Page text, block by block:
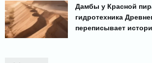
Дамбы у Красной
гидротехника
переписывает